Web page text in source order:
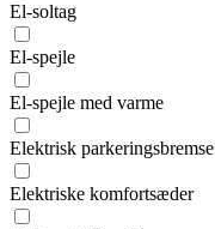
El-soltag
El-spejle
El-spejle med varme
Elektrisk parkeringsbremse
Elektriske komfortsæder